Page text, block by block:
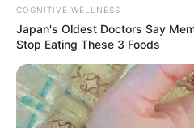
COGNITIVE WELLNESS
Japan's Oldest Doctors Say
Stop Eating These 3 Foods